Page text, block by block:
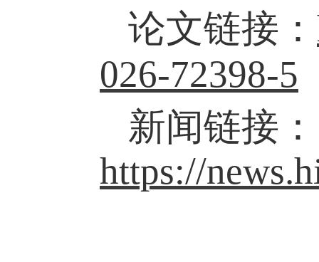
论文链接：
026-72398-5
新闻链接：
https://